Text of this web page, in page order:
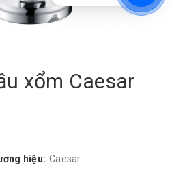
xổm Caesar
hiệu: Caesar